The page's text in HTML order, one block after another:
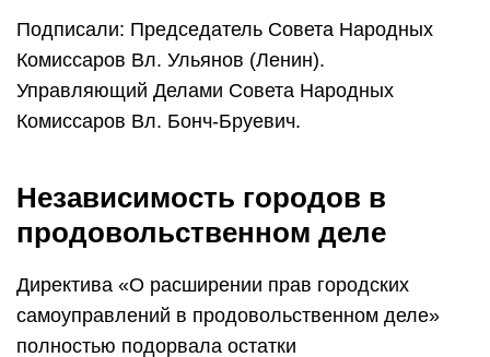
Подписали: Председатель Совета Народных
Комиссаров Вл. Ульянов (Ленин).
Управляющий Делами Совета Народных
Комиссаров Вл. Бонч-Бруевич.
Независимость городов в
продовольственном деле
Директива «О расширении прав городских
самоуправлений в продовольственном деле»
полностью подорвала остатки